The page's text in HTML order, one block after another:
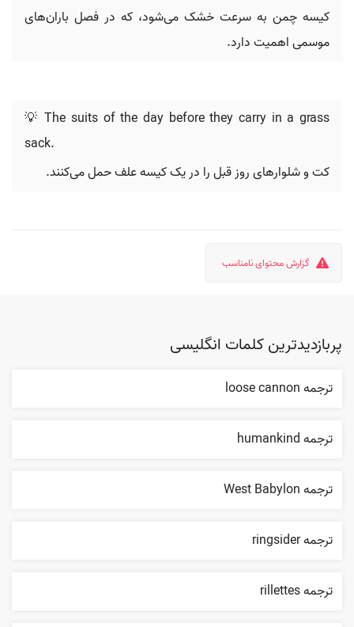
کیسه چمن به سرعت خشک می‌شود، که در فصل باران‌های
موسمی اهمیت دارد.
💡 The suits of the day before they carry in a grass
sack.
کت و شلوارهای روز قبل را در یک کیسه علف حمل می‌کنند.
گزارش محتوای نامناسب
پربازدیدترین کلمات انگلیسی
ترجمه loose cannon
ترجمه humankind
ترجمه West Babylon
ترجمه ringsider
ترجمه rillettes